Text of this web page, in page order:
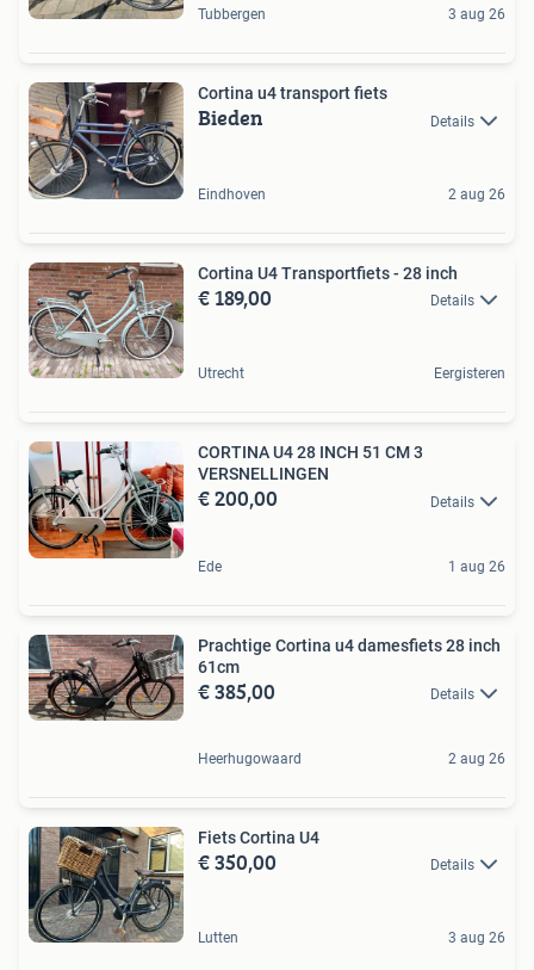
Tubbergen 3 aug 26
Cortina u4 transport fiets
Bieden Details
Eindhoven 2 aug 26
Cortina U4 Transportfiets - 28 inch
€ 189,00 Details
Utrecht Eergisteren
CORTINA U4 28 INCH 51 CM 3
VERSNELLINGEN
€ 200,00 Details
Ede 1 aug 26
Prachtige Cortina u4 damesfiets 28 inch
61cm
€ 385,00 Details
Heerhugowaard 2 aug 26
Fiets Cortina U4
€ 350,00 Details
Lutten 3 aug 26